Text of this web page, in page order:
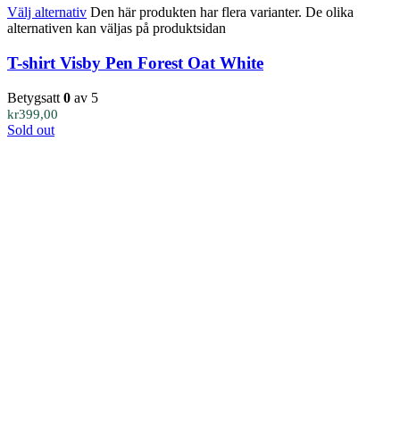
Välj alternativ Den här produkten har flera varianter. De olika
alternativen kan väljas på produktsidan
T-shirt Visby Pen Forest Oat White
Betygsatt 0 av 5
kr399,00
Sold out